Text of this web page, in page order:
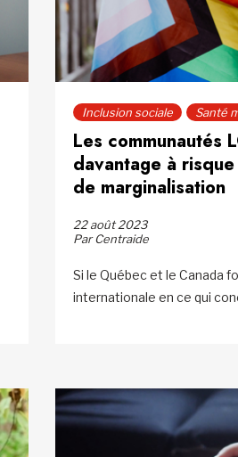
Inclusion sociale Santé
Les communautés
davantage à
de marginalisation
22 août 2023
Par Centraide
Si le Québec et le Canada
internationale en ce qui